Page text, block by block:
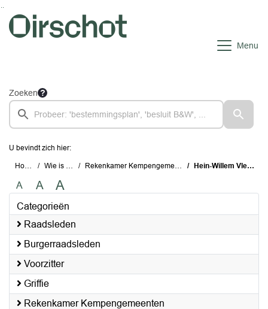
Ga naar de inhoud van deze pagina
Ga naar het zoeken
Ga naar het menu
Menu
Zoeken
U bevindt zich hier:
Home Wie is wie Rekenkamer Kempengemeenten Hein-Willem Vlemmix
A A A
Categorieën
Raadsleden
Burgerraadsleden
Voorzitter
Griffie
Rekenkamer Kempengemeenten